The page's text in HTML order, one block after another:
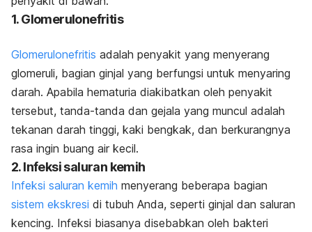
1. Glomerulonefritis
Glomerulonefritis adalah penyakit yang menyerang
glomeruli, bagian ginjal yang berfungsi untuk menyaring
darah. Apabila hematuria diakibatkan oleh penyakit
tersebut, tanda-tanda dan gejala yang muncul adalah
tekanan darah tinggi, kaki bengkak, dan berkurangnya
rasa ingin buang air kecil.
2. Infeksi saluran kemih
Infeksi saluran kemih menyerang beberapa bagian
sistem ekskresi di tubuh Anda, seperti ginjal dan saluran
kencing. Infeksi biasanya disebabkan oleh bakteri